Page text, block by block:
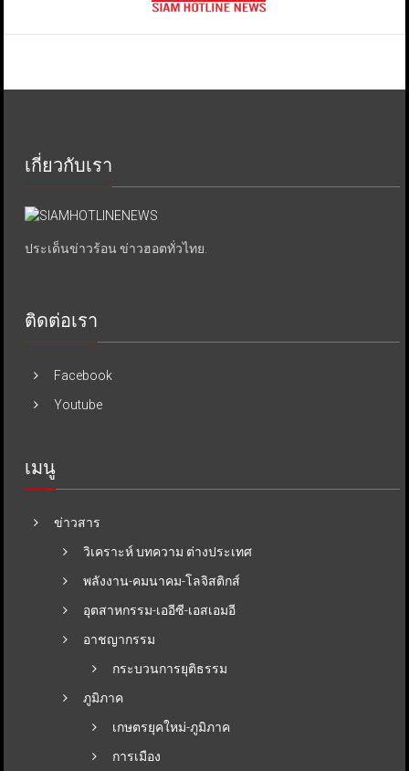
เกี่ยวกับเรา
ประเด็นข่าวร้อน ข่าวฮอตทั่วไทย.
ติดต่อเรา
Facebook
Youtube
เมนู
ข่าวสาร
วิเคราะห์ บทความ ต่างประเทศ
พลังงาน-คมนาคม-โลจิสติกส์
อุตสาหกรรม-เออีซี-เอสเอมอี
อาชญากรรม
กระบวนการยุติธรรม
ภูมิภาค
เกษตรยุคใหม่-ภูมิภาค
การเมือง